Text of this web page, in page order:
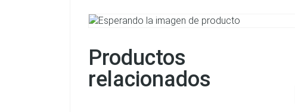
Productos
relacionados